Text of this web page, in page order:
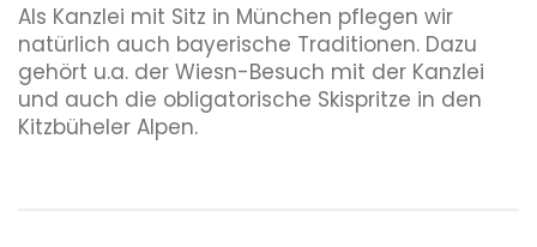
Als Kanzlei mit Sitz in München pflegen wir
natürlich auch bayerische Traditionen. Dazu
gehört u.a. der Wiesn-Besuch mit der Kanzlei
und auch die obligatorische Skispritze in den
Kitzbüheler Alpen.